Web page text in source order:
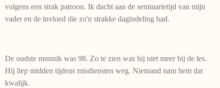
volgens een strak patroon. Ik dacht aan de seminarietijd van mijn
vader en de invloed die zo'n strakke dagindeling had.
De oudste monnik was 98. Zo te zien was hij niet meer bij de les.
Hij liep midden tijdens misdiensten weg. Niemand nam hem dat
kwalijk.